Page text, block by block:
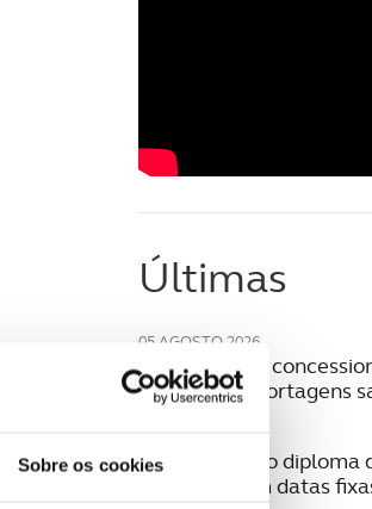
Sobre os cookies
Últimas
05 AGOSTO 2026
Pagamento a
isenção das portagens
IUC. Publicado diploma
liquidação em datas